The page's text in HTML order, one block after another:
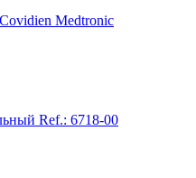
Medtronic
Ref.: 6718-00